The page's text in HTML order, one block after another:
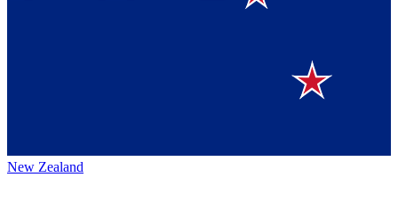
New Zealand